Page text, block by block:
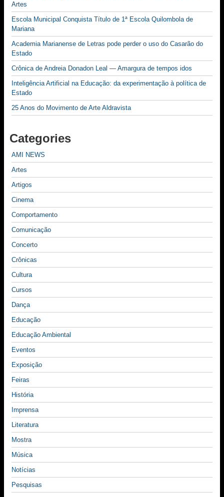
Artes
Escola Municipal Conquista Título de 1ª Escola Quilombola de
Mariana
Academia Marianense de Letras pode perder o uso do Casarão do
Estado
Crônica de Andreia Donadon Leal — Amargura de tempos idos
Inteligência Artificial na Educação: da experimentação à política de
Estado
25 Anos do Movimento de Arte Aldravista
Categories
AMI NEWS
Artes
Artigos
Cinema
Comportamento
Comunicação
Concerto
Crônicas
Cultura
Cursos
Dança
Educação
Educação Ambiental
Eventos
Exposição
Feiras
História
Imprensa
Literatura
Mostra
Música
Notícias
Pesquisas